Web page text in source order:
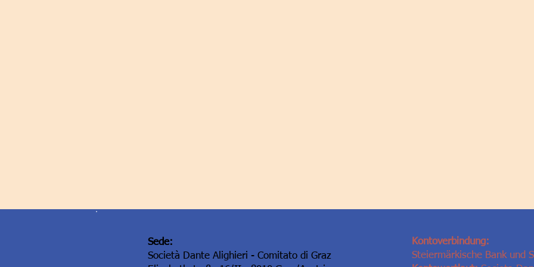
Sede:
Società Dante Alighieri - Comitato di Graz
Kontoverbindung:
Steiermärkische Bank und